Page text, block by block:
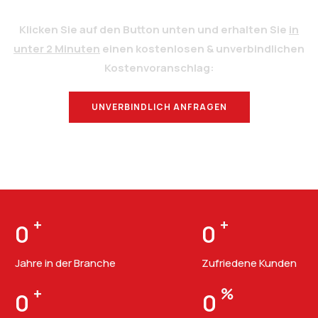
Klicken Sie auf den Button unten und erhalten Sie in
unter 2 Minuten einen kostenlosen & unverbindlichen
Kostenvoranschlag:
UNVERBINDLICH ANFRAGEN
0 +
Jahre in der Branche
0 +
Zufriedene Kunden
0 + 0 %